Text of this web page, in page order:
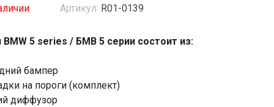
Артикул: R01-0139
5 series / БМВ 5 серии состоит из:
бампер
на пороги (комплект)
диффузор